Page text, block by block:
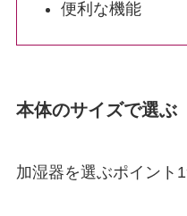
便利な機能
本体のサイズで選ぶ
加湿器を選ぶポイント